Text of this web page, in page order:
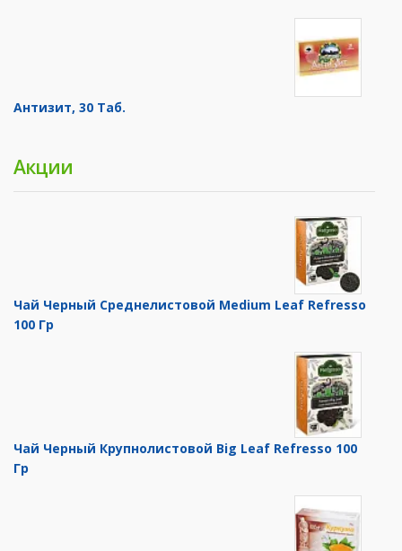
Антизит, 30 Таб.
Акции
Чай Черный Среднелистовой Medium Leaf Refresso
100 Гр
Чай Черный Крупнолистовой Big Leaf Refresso 100
Гр